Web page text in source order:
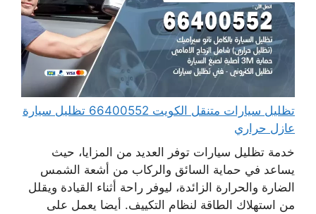
تظليل سيارات متنقل الكويت 66400552 تظليل سيارة
عازل حراري
خدمة تظليل سيارات توفر العديد من المزايا، حيث
يساعد في حماية السائق والركاب من أشعة الشمس
الضارة والحرارة الزائدة، ليوفر راحة أثناء القيادة ويقلل
من استهلاك الطاقة لنظام التكييف. أيضا يعمل على